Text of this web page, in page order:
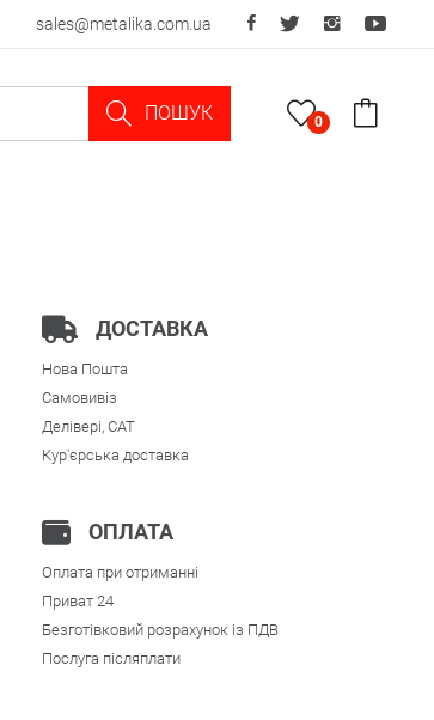
sales@metalika.com.ua
ПОШУК 0
ДОСТАВКА
Нова Пошта
Самовивіз
Делівері, CAT
Кур'єрська доставка
ОПЛАТА
Оплата при отриманні
Приват 24
Безготівковий розрахунок із ПДВ
Послуга післяплати